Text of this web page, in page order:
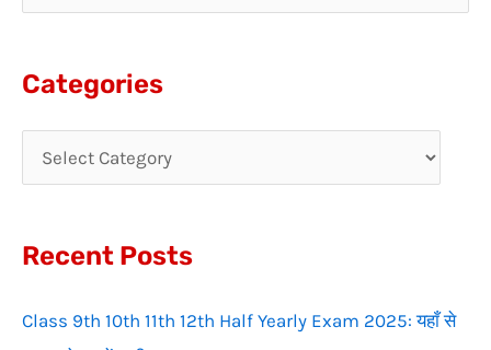
h
o
:
Categories
Recent Posts
Class 9th 10th 11th 12th Half Yearly Exam 2025: यहाँ से